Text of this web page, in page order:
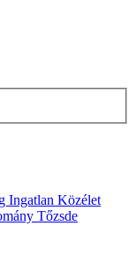
Ingatlan Közélet
Tőzsde